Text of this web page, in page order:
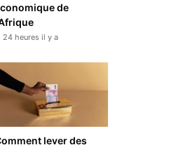
de
24 heures il y a
lever des